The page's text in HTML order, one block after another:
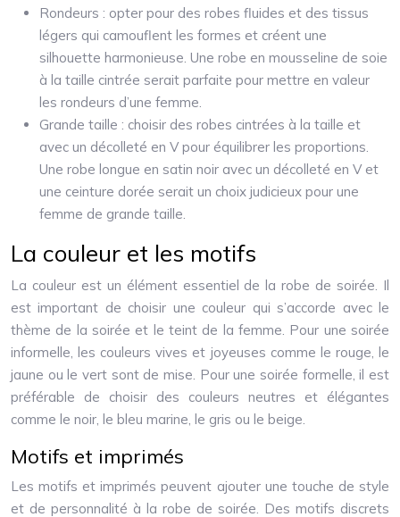
Rondeurs : opter pour des robes fluides et des tissus
légers qui camouflent les formes et créent une
silhouette harmonieuse. Une robe en mousseline de soie
à la taille cintrée serait parfaite pour mettre en valeur
les rondeurs d’une femme.
Grande taille : choisir des robes cintrées à la taille et
avec un décolleté en V pour équilibrer les proportions.
Une robe longue en satin noir avec un décolleté en V et
une ceinture dorée serait un choix judicieux pour une
femme de grande taille.
La couleur et les motifs
La couleur est un élément essentiel de la robe de soirée. Il
est important de choisir une couleur qui s’accorde avec le
thème de la soirée et le teint de la femme. Pour une soirée
informelle, les couleurs vives et joyeuses comme le rouge, le
jaune ou le vert sont de mise. Pour une soirée formelle, il est
préférable de choisir des couleurs neutres et élégantes
comme le noir, le bleu marine, le gris ou le beige.
Motifs et imprimés
Les motifs et imprimés peuvent ajouter une touche de style
et de personnalité à la robe de soirée. Des motifs discrets